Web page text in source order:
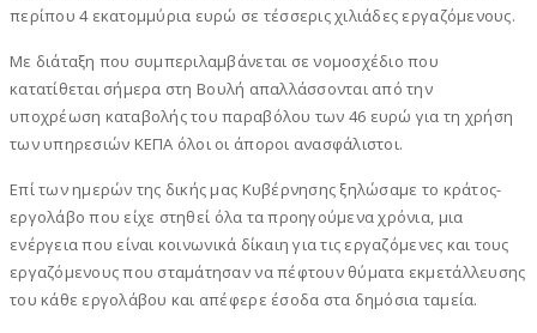
περίπου 4 εκατομμύρια ευρώ σε τέσσερις χιλιάδες εργαζόμενους.
Με διάταξη που συμπεριλαμβάνεται σε νομοσχέδιο που
κατατίθεται σήμερα στη Βουλή απαλλάσσονται από την
υποχρέωση καταβολής του παραβόλου των 46 ευρώ για τη χρήση
των υπηρεσιών ΚΕΠΑ όλοι οι άποροι ανασφάλιστοι.
Επί των ημερών της δικής μας Κυβέρνησης ξηλώσαμε το κράτος-
εργολάβο που είχε στηθεί όλα τα προηγούμενα χρόνια, μια
ενέργεια που είναι κοινωνικά δίκαιη για τις εργαζόμενες και τους
εργαζόμενους που σταμάτησαν να πέφτουν θύματα εκμετάλλευσης
του κάθε εργολάβου και απέφερε έσοδα στα δημόσια ταμεία.